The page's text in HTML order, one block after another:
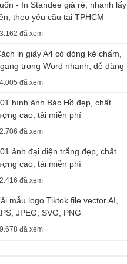
- In Standee giá rẻ, nhanh lấy
theo yêu cầu tại TPHCM
đã xem
in giấy A4 có dòng kẻ chấm,
trong Word nhanh, dễ dàng
đã xem
hình ảnh Bác Hồ đẹp, chất
cao, tải miễn phí
đã xem
ảnh đại diện trắng đẹp, chất
cao, tải miễn phí
đã xem
mẫu logo Tiktok file vector AI,
JPEG, SVG, PNG
đã xem